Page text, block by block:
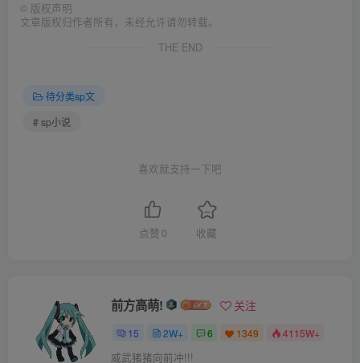
鱼儿藏在水中，
女学生？！最简单的英文都不懂，还装不装了？！”逼着珍珍
老实承认是乡下姑娘，没有文化的窑姐。最后还是要她一边
边，天庭饱满兮瘾人……“
一直唱到身上脱得一丝不挂了，接着又唱：
“伸手摸妹屁股边，好似扬扬大白绵。伸手摸姐大腿儿，好
© 版权声明
文章版权归作者所有，未经允许请勿转载。
THE END
待分类sp文
# sp小说
喜欢就支持一下吧
点赞 0 收藏
前方高萌! 关注
15 2W+ 6 1349 4115W+
威武猪猪向前冲!!!